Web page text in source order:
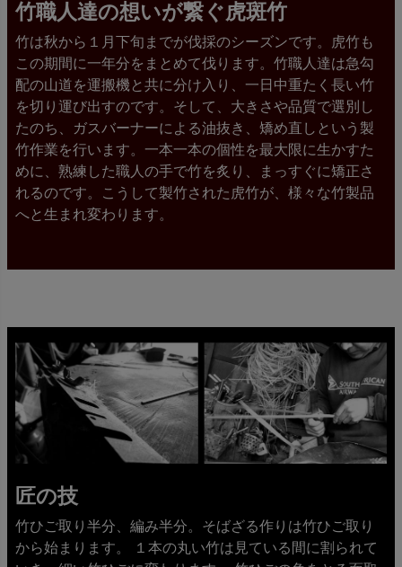
竹職人達の想いが繋ぐ虎斑竹
竹は秋から１月下旬までが伐採のシーズンです。虎竹も
この期間に一年分をまとめて伐ります。竹職人達は急勾
配の山道を運搬機と共に分け入り、一日中重たく長い竹
を切り運び出すのです。そして、大きさや品質で選別し
たのち、ガスバーナーによる油抜き、矯め直しという製
竹作業を行います。一本一本の個性を最大限に生かすた
めに、熟練した職人の手で竹を炙り、まっすぐに矯正さ
れるのです。こうして製竹された虎竹が、様々な竹製品
へと生まれ変わります。
匠の技
竹ひご取り半分、編み半分。そばざる作りは竹ひご取り
から始まります。 １本の丸い竹は見ている間に割られて